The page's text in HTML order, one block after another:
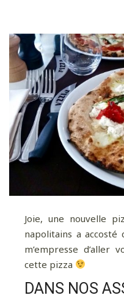
0
Joie, une nouvelle
napolitains a accosté
m’empresse d’aller
cette pizza
DANS NOS